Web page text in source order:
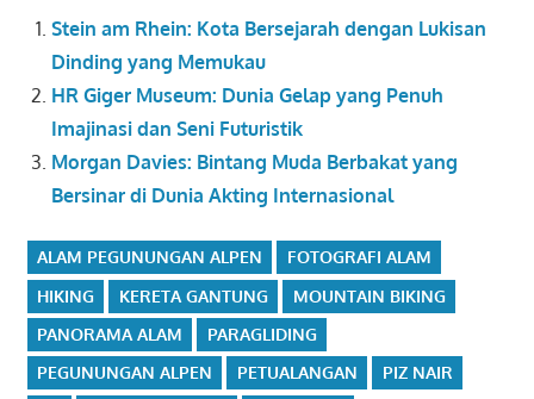
Stein am Rhein: Kota Bersejarah dengan Lukisan
Dinding yang Memukau
HR Giger Museum: Dunia Gelap yang Penuh
Imajinasi dan Seni Futuristik
Morgan Davies: Bintang Muda Berbakat yang
Bersinar di Dunia Akting Internasional
ALAM PEGUNUNGAN ALPEN
FOTOGRAFI ALAM
HIKING
KERETA GANTUNG
MOUNTAIN BIKING
PANORAMA ALAM
PARAGLIDING
PEGUNUNGAN ALPEN
PETUALANGAN
PIZ NAIR